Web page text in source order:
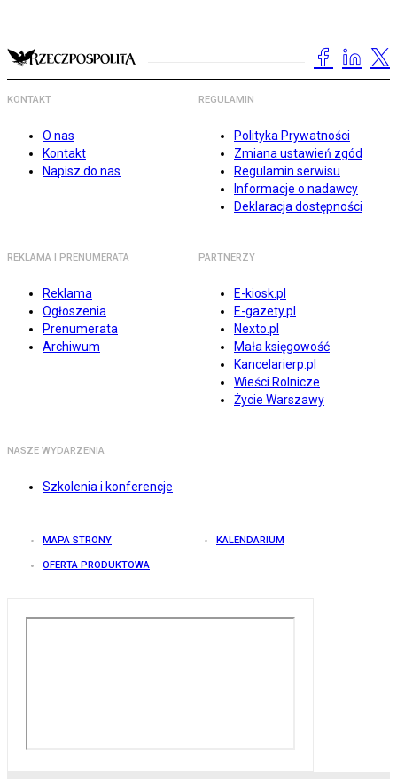
KONTAKT
O nas
Kontakt
Napisz do nas
REGULAMIN
Polityka Prywatności
Zmiana ustawień zgód
Regulamin serwisu
Informacje o nadawcy
Deklaracja dostępności
REKLAMA I PRENUMERATA
Reklama
Ogłoszenia
Prenumerata
Archiwum
PARTNERZY
E-kiosk.pl
E-gazety.pl
Nexto.pl
Mała księgowość
Kancelarierp.pl
Wieści Rolnicze
Życie Warszawy
NASZE WYDARZENIA
Szkolenia i konferencje
MAPA STRONY KALENDARIUM
OFERTA PRODUKTOWA